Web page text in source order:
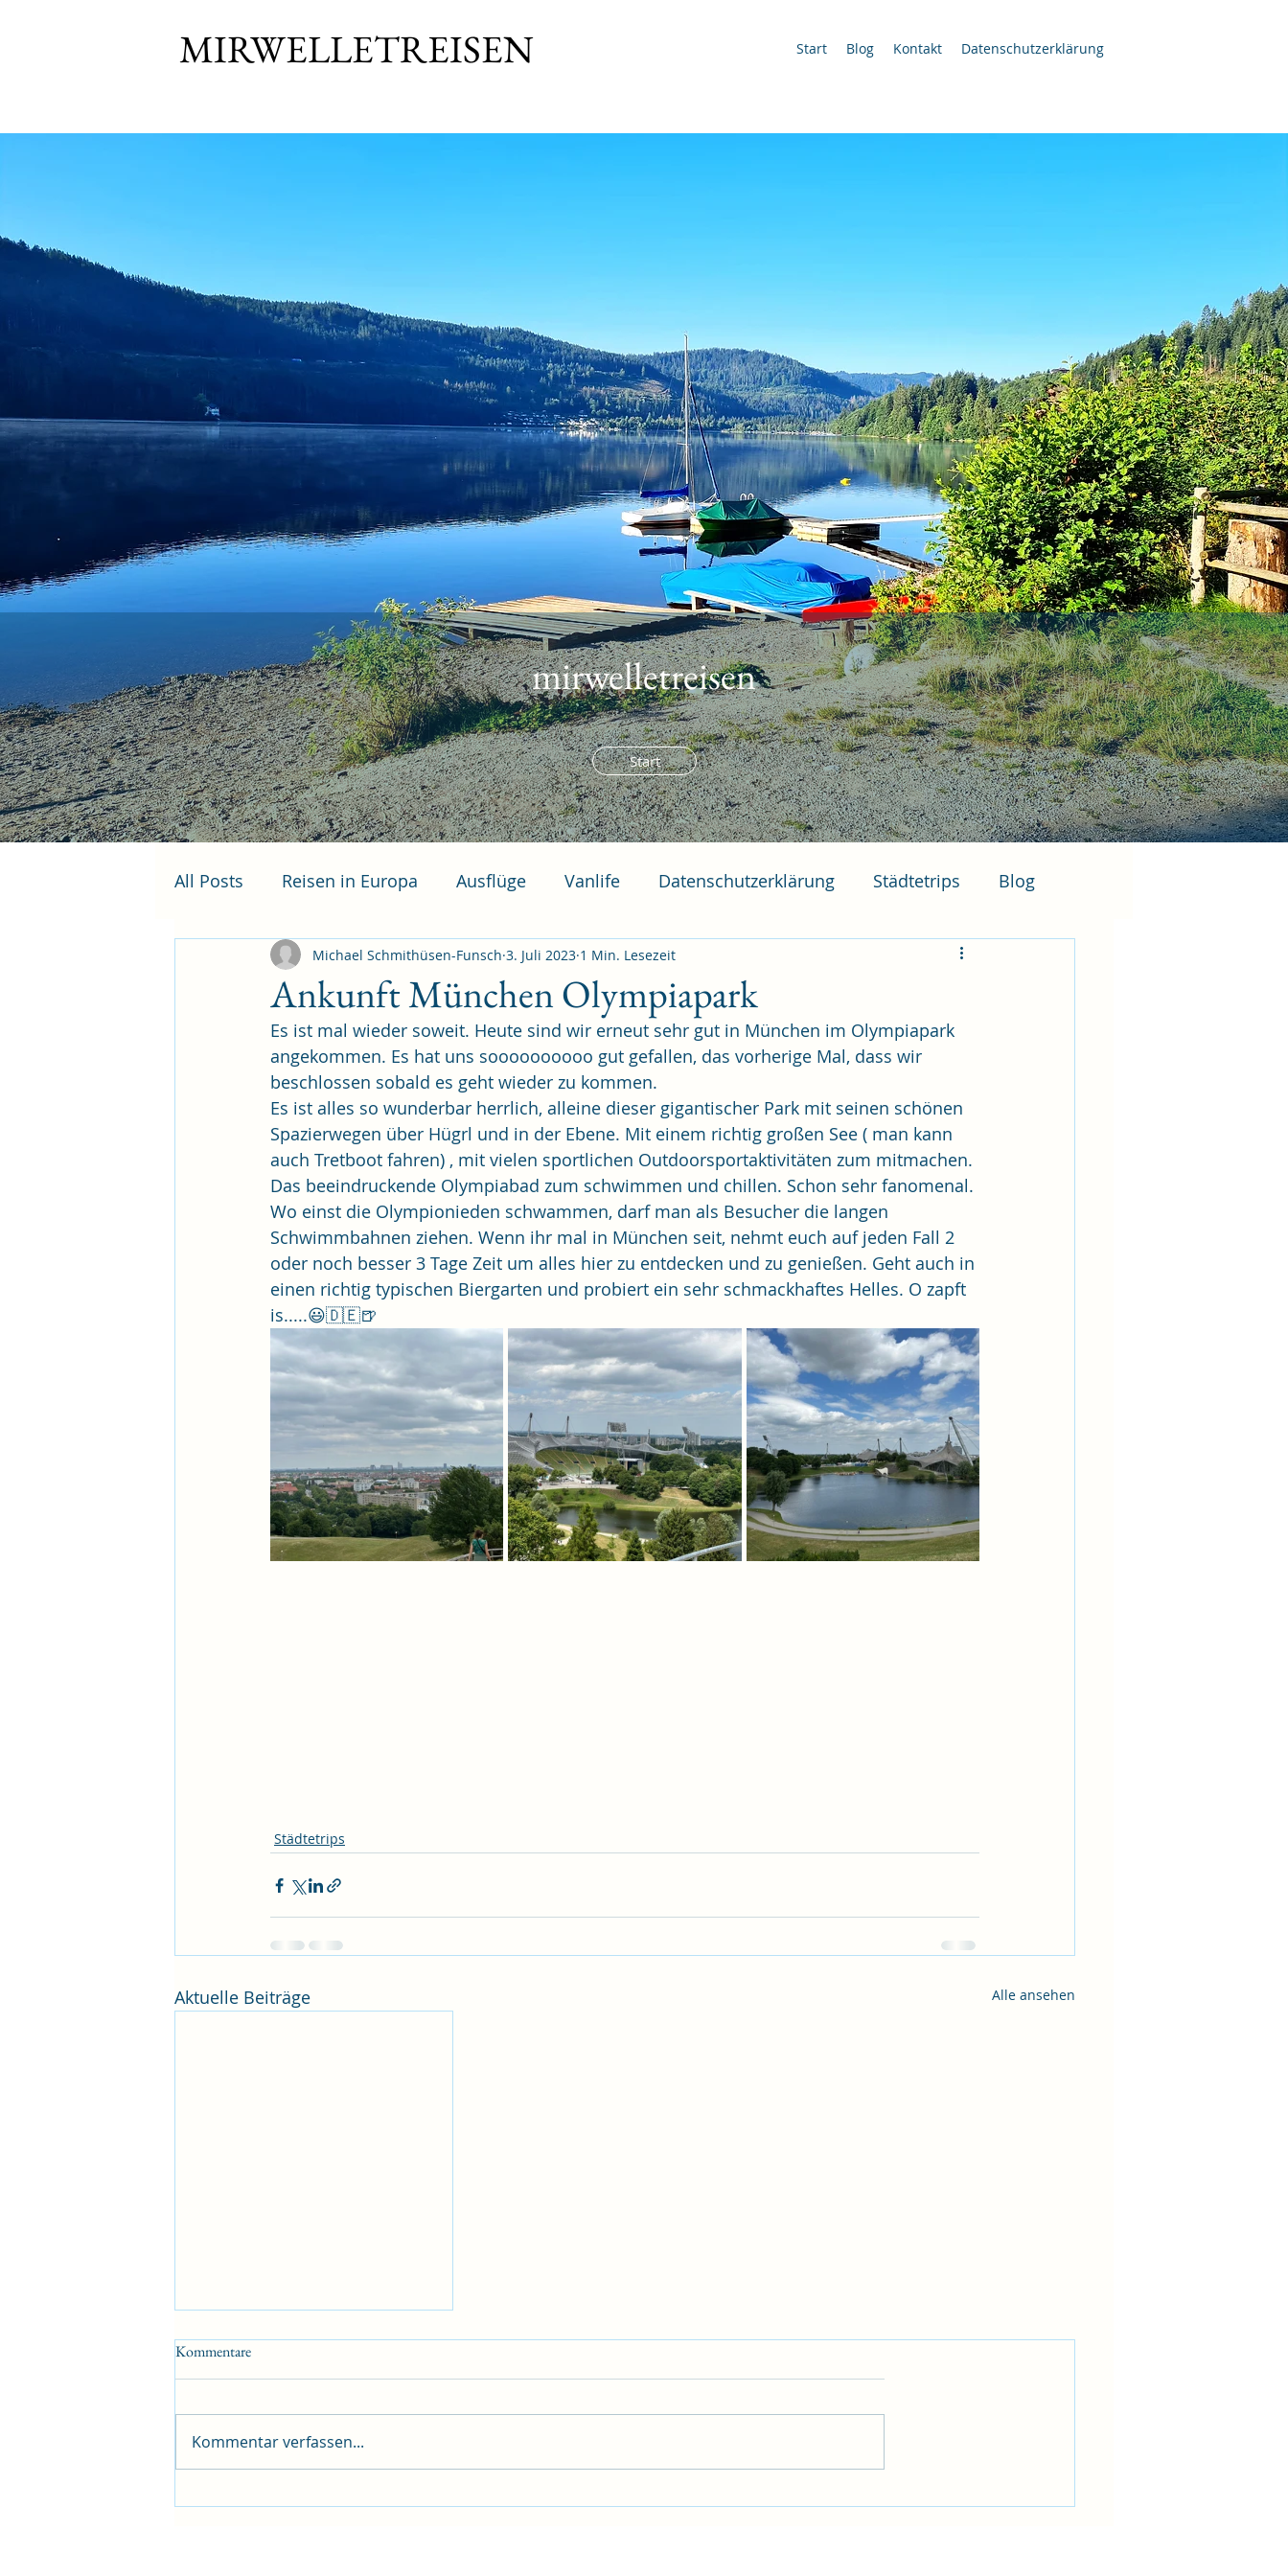
Start Blog Kontakt Datenschutzerklärung
MIRWELLETREISEN
mirwelletreisen
Start
All Posts Reisen in Europa Ausflüge Vanlife Datenschutzerklärung Städtetrips Blog
Ankunft München Olympiapark
Michael Schmithüsen-Funsch 3. Juli 2023 1 Min. Lesezeit
Es ist mal wieder soweit. Heute sind wir erneut sehr gut in München im Olympiapark
angekommen. Es hat uns soooooooooo gut gefallen, das vorherige Mal, dass wir
beschlossen sobald es geht wieder zu kommen.
Es ist alles so wunderbar herrlich, alleine dieser gigantischer Park mit seinen schönen
Spazierwegen über Hügrl und in der Ebene. Mit einem richtig großen See ( man kann
auch Tretboot fahren) , mit vielen sportlichen Outdoorsportaktivitäten zum mitmachen.
Das beeindruckende Olympiabad zum schwimmen und chillen. Schon sehr fanomenal.
Wo einst die Olympionieden schwammen, darf man als Besucher die langen
Schwimmbahnen ziehen. Wenn ihr mal in München seit, nehmt euch auf jeden Fall 2
oder noch besser 3 Tage Zeit um alles hier zu entdecken und zu genießen. Geht auch in
einen richtig typischen Biergarten und probiert ein sehr schmackhaftes Helles. O zapft
is.....😃🇩🇪🍺
Städtetrips
Aktuelle Beiträge Alle ansehen
Ein Tag in München
Kommentare
Kommentar verfassen...